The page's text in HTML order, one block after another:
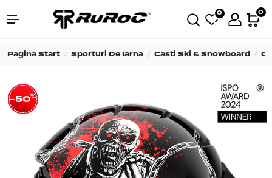
0 0
Pagina Start Sporturi De Iarna Casti Ski & Snowboard
-50%